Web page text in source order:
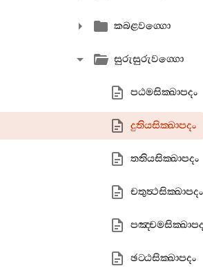
කබළවග‍්ගො
සුරුසුරුවග‍්ගො
පඨමසික‍්ඛාපදං
දුතියසික‍්ඛාපදං
තතියසික‍්ඛාපදං
චතුත්‍ථසික‍්ඛාපදං
ඡට‍්ඨසික‍්ඛාපදං